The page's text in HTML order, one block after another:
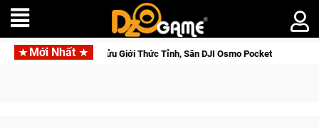
Mới Nhất
Norse Saga: Cửu Giới Thức Tỉnh, Săn DJI Osmo Pocket 3 Ngay Hôm Nay